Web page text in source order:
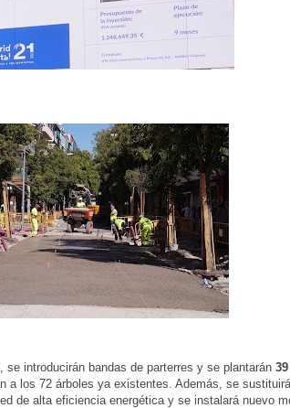
se introducirán bandas de parterres y se plantarán
a los 72 árboles ya existentes. Además, se
de alta eficiencia energética y se instalará nuevo